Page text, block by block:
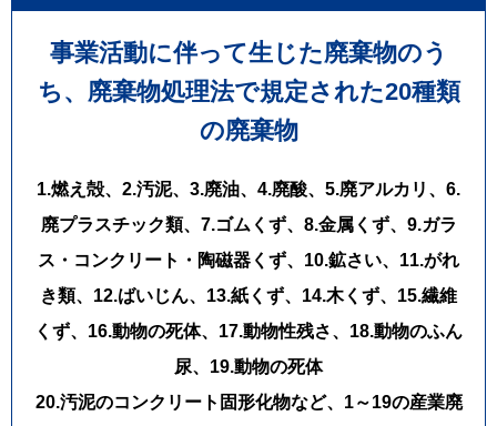
中心とした1都6県で、産業廃棄物収集運搬・建設廃材回収・リフ
ォーム工事廃材回収・8㎥コンテナ設置・2㎥鉄箱設置・フレコン
バッグ回収・定期回収・スポット回収に対応しております。
**「川越市で産業廃棄物回収業者を探している」「8㎥コンテナの
期回収してほしい」**など、産業廃棄物に関することは合同会社
LIVISTAまでお気軽にご相談ください。経験豊富なスタッフが、安
全・迅速・丁寧な作業で、お客様の現場をしっかりサポートいた
します。
━━━━━━━━━━━━━━━━━━
合同会社LIVISTA（リビスタ）
TEL：048-514-0621
FAX：048-611-7814
事業活動に伴って生じた廃棄物のう
ち、 廃棄物処理法で規定された20種類
の廃棄物
1.燃え殻、2.汚泥、3.廃油、4.廃酸、5.廃アルカリ、6.
廃プラスチック類、7.ゴムくず、8.金属くず、9.ガラ
ス・コンクリート・陶磁器くず、10.鉱さい、11.がれ
き類、12.ばいじん、13.紙くず、14.木くず、15.繊維
くず、16.動物の死体、17.動物性残さ、18.動物のふん
尿、19.動物の死体
20.汚泥のコンクリート固形化物など、1～19の産業廃